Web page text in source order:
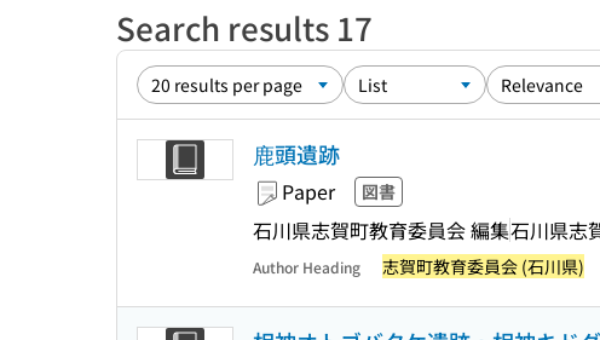
Search results 17
鹿頭遺跡
Paper 図書
石川県志賀町教育委員会 編集石川県志
Author Heading 志賀町教育委員会 (石川県)